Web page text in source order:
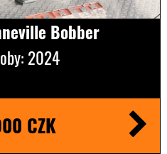
Bobber
2024
CZK